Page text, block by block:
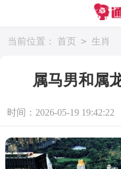
当前位置： 首页 > 生肖
属马男和属
时间：2026-05-19 19:42:22